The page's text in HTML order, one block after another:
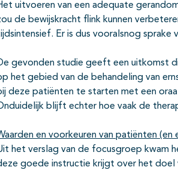
uitvoeren van een adequate
de bewijskracht flink kunnen
Er is dus vooralsnog sprake
gevonden studie geeft een uitkomst
het gebied van de behandeling van
deze patiënten te starten met een
blijft echter hoe vaak de
en voorkeuren van patiënten (en
het verslag van de focusgroep kwam
goede instructie krijgt over het doel